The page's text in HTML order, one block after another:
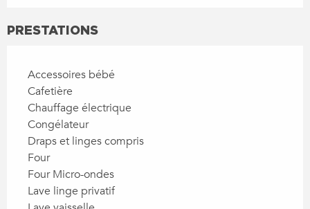
PRESTATIONS
Accessoires bébé
Cafetière
Chauffage électrique
Congélateur
Draps et linges compris
Four
Four Micro-ondes
Lave linge privatif